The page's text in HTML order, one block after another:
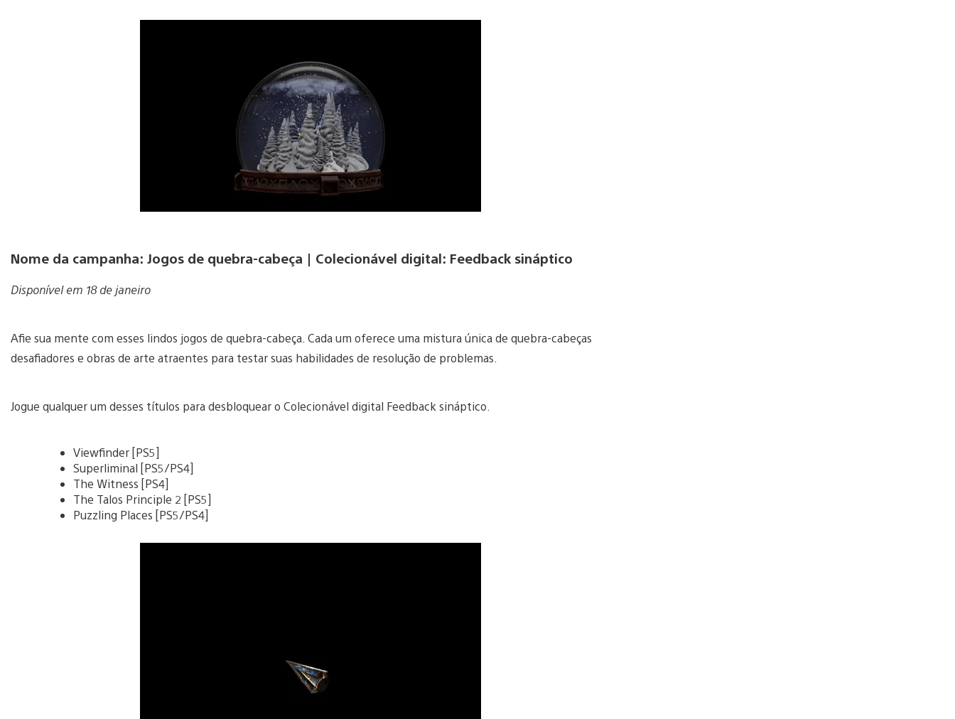
Nome da campanha: Jogos de quebra-cabeça | Colecionável digital: Feedback sináptico
Disponível em 18 de janeiro
Afie sua mente com esses lindos jogos de quebra-cabeça. Cada um oferece uma mistura única de quebra-cabeças
desafiadores e obras de arte atraentes para testar suas habilidades de resolução de problemas.
Jogue qualquer um desses títulos para desbloquear o Colecionável digital Feedback sináptico.
Viewfinder [PS5]
Superliminal [PS5/PS4]
The Witness [PS4]
The Talos Principle 2 [PS5]
Puzzling Places [PS5/PS4]